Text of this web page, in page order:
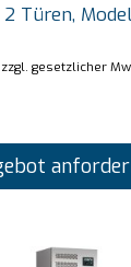
Türen,
zzgl. gesetzlicher